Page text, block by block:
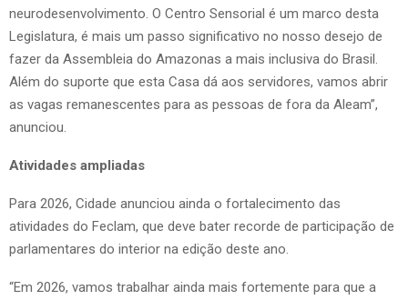
neurodesenvolvimento. O Centro Sensorial é um marco desta
Legislatura, é mais um passo significativo no nosso desejo de
fazer da Assembleia do Amazonas a mais inclusiva do Brasil.
Além do suporte que esta Casa dá aos servidores, vamos abrir
as vagas remanescentes para as pessoas de fora da Aleam”,
anunciou.
Atividades ampliadas
Para 2026, Cidade anunciou ainda o fortalecimento das
atividades do Feclam, que deve bater recorde de participação de
parlamentares do interior na edição deste ano.
“Em 2026, vamos trabalhar ainda mais fortemente para que a